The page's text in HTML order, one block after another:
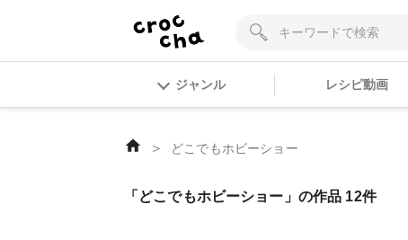
ジャンル レシピ動画
＞ どこでもホビーショー
「どこでもホビーショー」の作品 12件